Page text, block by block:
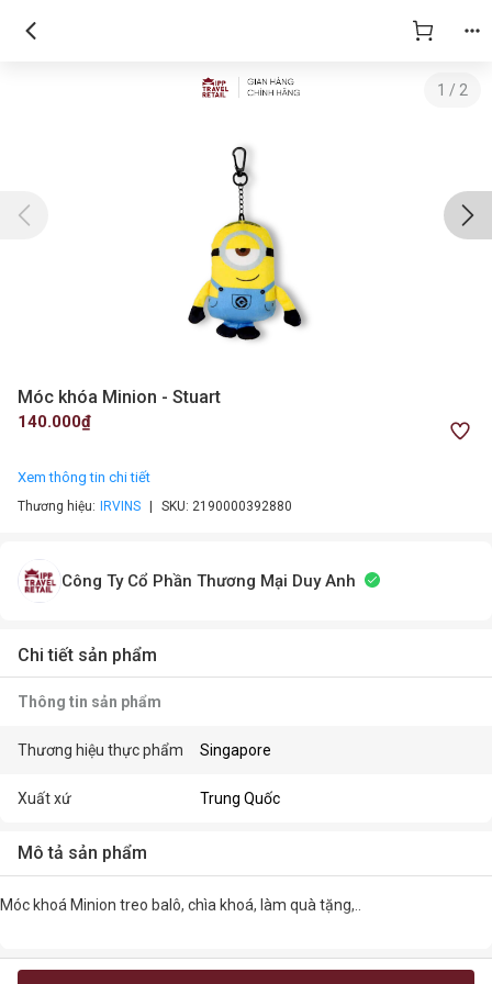
1 / 2
Móc khóa Minion - Stuart
140.000₫
Xem thông tin chi tiết
Thương hiệu: IRVINS SKU: 2190000392880
Công Ty Cổ Phần Thương Mại Duy Anh
Chi tiết sản phẩm
Thông tin sản phẩm
Thương hiệu thực phẩm Singapore
Xuất xứ Trung Quốc
Mô tả sản phẩm
Móc khoá Minion treo balô, chìa khoá, làm quà tặng,..